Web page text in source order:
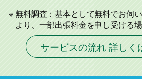
無料調査：基本として無料でお伺
より、一部出張料金を申し受ける
サービスの流れ 詳しく